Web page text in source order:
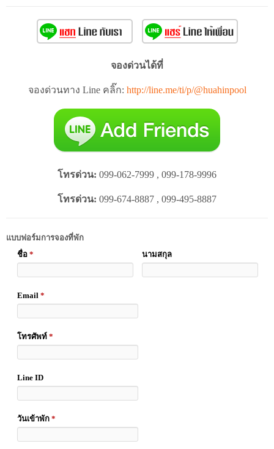
จองด่วนได้ที่
จองด่วนทาง Line คลิ๊ก: http://line.me/ti/p/@huahinpool
โทรด่วน: 099-062-7999 , 099-178-9996
โทรด่วน: 099-674-8887 , 099-495-8887
แบบฟอร์มการจองที่พัก
ชื่อ * นามสกุล
Email *
โทรศัพท์ *
Line ID
วันเข้าพัก *